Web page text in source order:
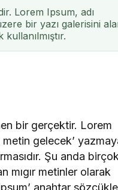
Lorem Ipsum, adı
bir yazı galerisini
bir gerçektir. Lorem
gelecek’
Şu anda
mıgır metinler olarak